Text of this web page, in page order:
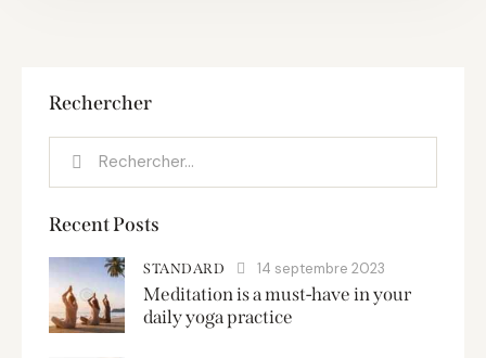
Rechercher
Recent Posts
STANDARD 14 septembre 2023
Meditation is a must-have in your
daily yoga practice